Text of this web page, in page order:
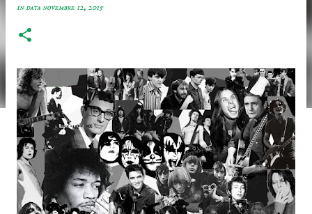
in data novembre 12, 2015